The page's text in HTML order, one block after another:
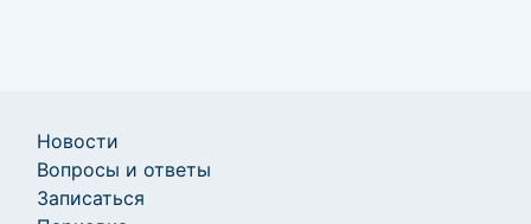
Новости
Вопросы и ответы
Записаться